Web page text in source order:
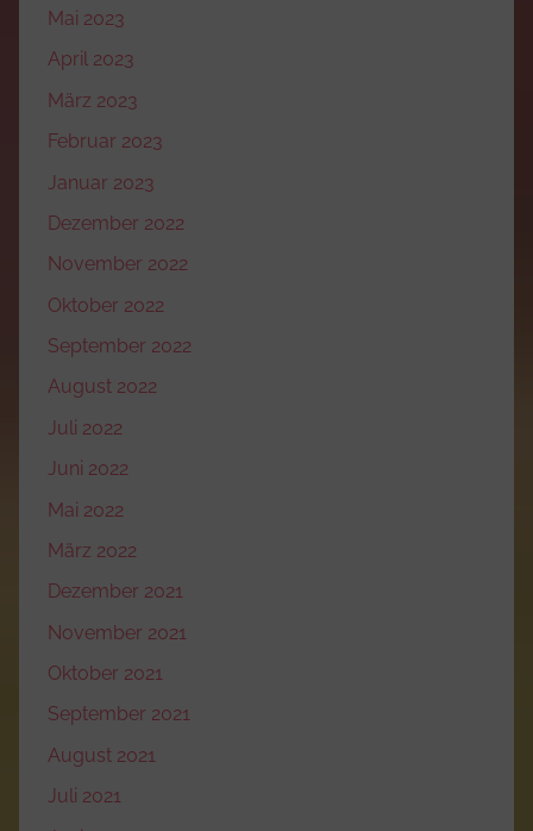
Mai 2023
April 2023
März 2023
Februar 2023
Januar 2023
Dezember 2022
November 2022
Oktober 2022
September 2022
August 2022
Juli 2022
Juni 2022
Mai 2022
März 2022
Dezember 2021
November 2021
Oktober 2021
September 2021
August 2021
Juli 2021